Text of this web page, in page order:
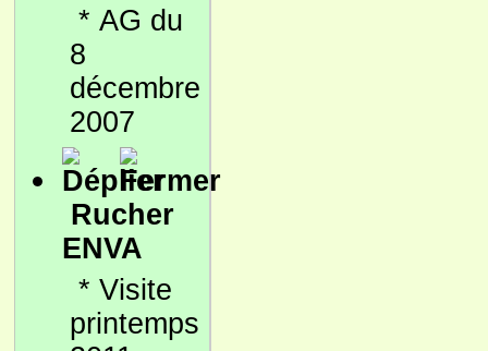
* AG du
8
décembre
2007
Rucher
ENVA
* Visite
printemps